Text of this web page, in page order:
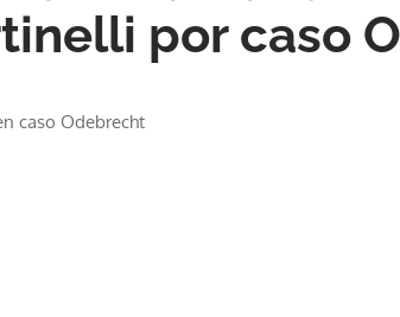
por caso
caso Odebrecht